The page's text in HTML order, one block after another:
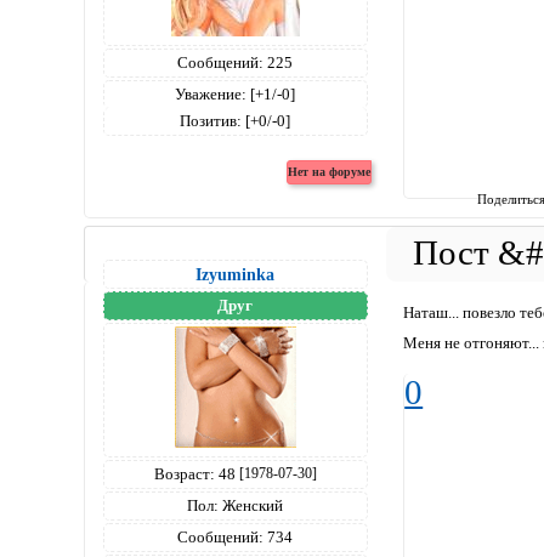
Сообщений: 225
Уважение: [+1/-0]
Позитив: [+0/-0]
Izyuminka
Друг
Возраст: 48 [1978-07-30]
Пол: Женский
Сообщений: 734
Наташ... повезло
Меня не
0